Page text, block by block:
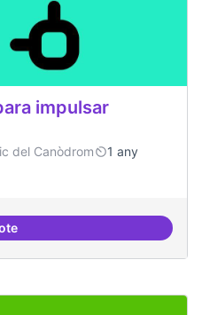
impulsar
del Canòdrom
1 any
Grupos de trabajo para impulsar